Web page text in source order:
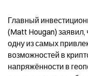
Главный
(Matt Hougan) заявил,
одну из самых
возможностей в
напряжённости в